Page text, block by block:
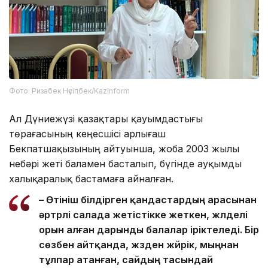
Фото: Ризабек Нүсіпбек/Kazinform
Ал Дүниежүзі қазақтары қауымдастығы
төрағасының кеңесшісі Қарлығаш
Бекпатшақызының айтуынша, жоба 2003 жылы
небәрі жеті баламен басталып, бүгінде ауқымды
халықаралық бастамаға айналған.
– Өтініш білдірген қандастардың арасынан
әртүрлі салада жетістікке жеткен, жүлделі
орын алған дарынды балалар іріктеледі. Бір
сөзбен айтқанда, жүзден жүйрік, мыңнан
тұлпар атанған, сайдың тасындай